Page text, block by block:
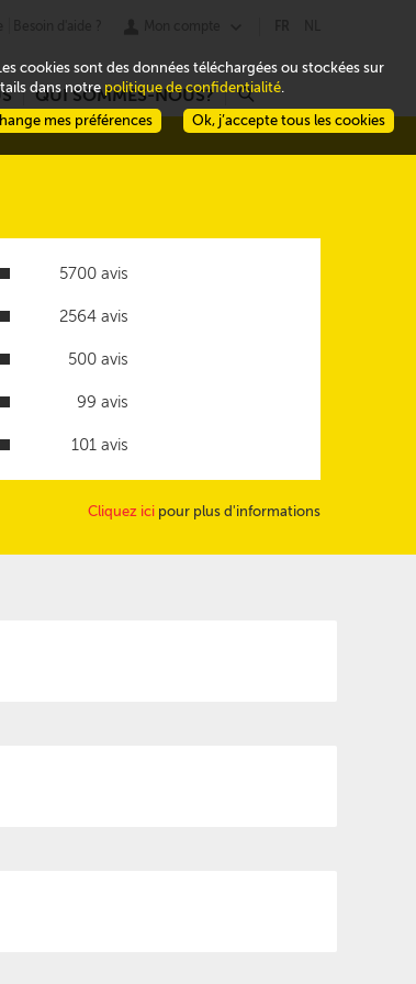
QUI SOMMES-NOUS? r
5700 avis
2564 avis
500 avis
99 avis
101 avis
Cliquez ici pour plus d'informations
cookies sont des données téléchargées ou stockées sur
dans notre politique de confidentialité.
Ok, j’accepte tous les cookies
mes préférences